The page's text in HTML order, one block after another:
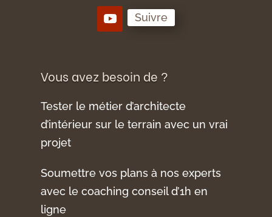
Suivre
Vous avez besoin de ?
Tester le métier d’architecte
d’intérieur sur le terrain avec un vrai
projet
Soumettre vos plans à nos experts
avec le coaching conseil d’1h en
ligne